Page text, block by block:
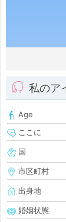
私のア
Age
ここに
国
市区町村
出身地
婚姻状態